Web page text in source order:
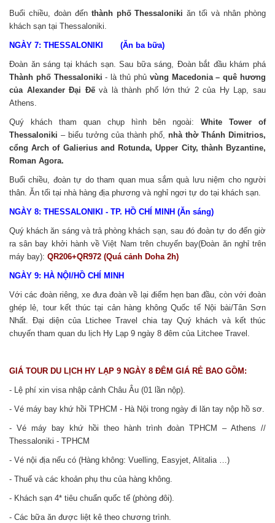
Buổi chiều, đoàn đến thành phố Thessaloniki ăn tối và nhân phòng
khách sạn tại Thessaloniki.
NGÀY 7: THESSALONIKI (Ăn ba bữa)
Đoàn ăn sáng tại khách sạn. Sau bữa sáng, Đoàn bắt đầu khám phá
Thành phố Thessaloniki - là thủ phủ vùng Macedonia – quê hương
của Alexander Đại Đếvà là thành phố lớn thứ 2 của Hy Lạp, sau
Athens.
Quý khách tham quan chụp hình bên ngoài:White Tower of
Thessaloniki – biểu tưởng của thành phố, nhà thờ Thánh Dimitrios,
cổng Arch of Galierius and Rotunda, Upper City, thành Byzantine,
Roman Agora.
Buổi chiều, đoàn tự do tham quan mua sắm quà lưu niệm cho người
thân. Ăn tối tại nhà hàng địa phương và nghỉ ngơi tự do tại khách sạn.
NGÀY 8: THESSALONIKI - TP. HỒ CHÍ MINH (Ăn sáng)
Quý khách ăn sáng và trả phòng khách sạn, sau đó đoàn tự do đến giờ
ra sân bay khởi hành về Việt Nam trên chuyến bay(Đoàn ăn nghỉ trên
máy bay): QR206+QR972 (Quá cảnh Doha 2h)
NGÀY 9: HÀ NỘI/HỒ CHÍ MINH
Với các đoàn riêng, xe đưa đoàn về lại điểm hẹn ban đầu, còn với đoàn
ghép lẻ, tour kết thúc tại cản hàng không Quốc tế Nội bài/Tân Sơn
Nhất. Đại diện của Ltichee Travel chia tay Quý khách và kết thúc
chuyến tham quan du lịch Hy Lạp 9 ngày 8 đêm của Litchee Travel.
GIÁ TOUR DU LỊCH HY LẠP 9 NGÀY 8 ĐÊM GIÁ RẺ BAO GỒM:
- Lệ phí xin visa nhập cảnh Châu Âu (01 lần nộp).
- Vé máy bay khứ hồi TPHCM - Hà Nội trong ngày đi lăn tay nộp hồ sơ.
- Vé máy bay khứ hồi theo hành trình đoàn TPHCM – Athens //
Thessaloniki - TPHCM
- Vé nội địa nếu có (Hàng không: Vuelling, Easyjet, Alitalia …)
- Thuế và các khoản phụ thu của hàng không.
- Khách sạn 4* tiêu chuẩn quốc tế (phòng đôi).
- Các bữa ăn được liệt kê theo chương trình.